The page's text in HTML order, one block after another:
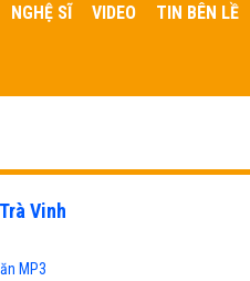
NGHỆ SĨ VIDEO TIN BÊN LỀ
Vinh
MP3